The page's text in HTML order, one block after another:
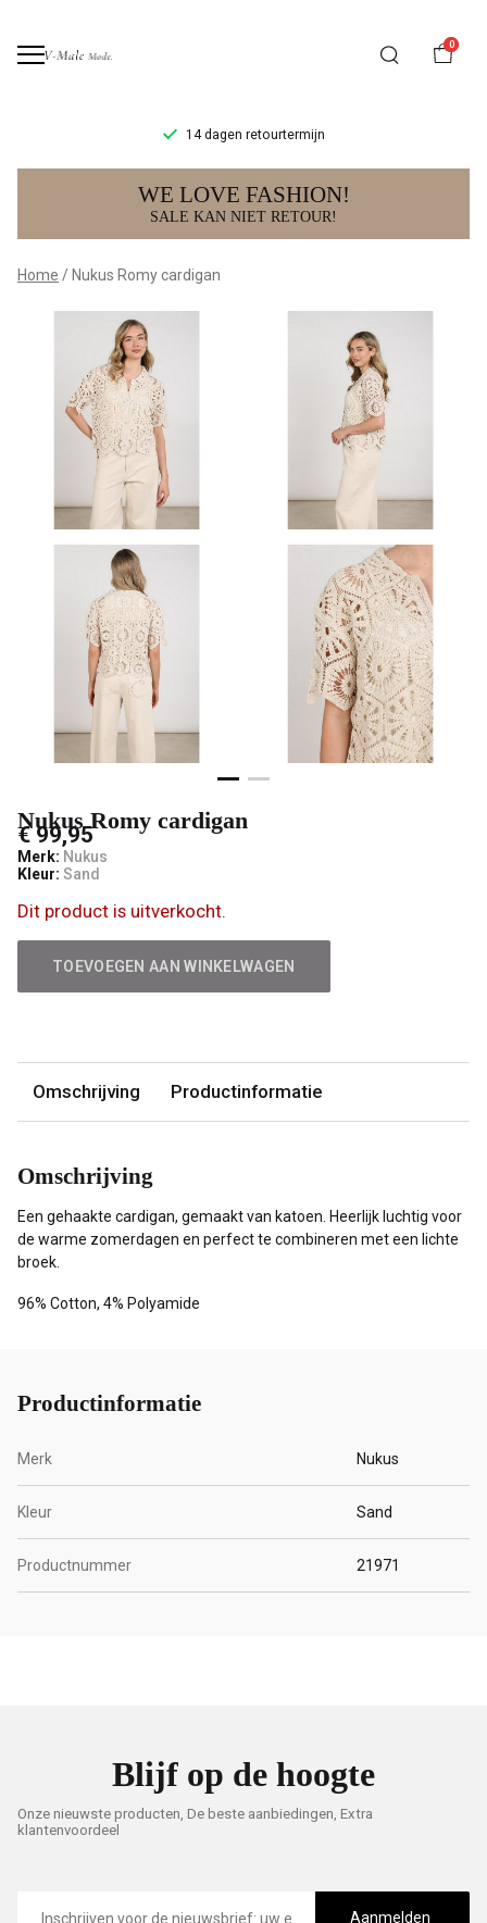
0
14 dagen retourtermijn
Nukus
Romy
cardigan
male
mode
WE LOVE FASHION!
SALE KAN NIET RETOUR!
Home Nukus Romy cardigan
Nukus Romy cardigan
€ 99,95
Merk: Nukus
Kleur: Sand
Dit product is uitverkocht.
TOEVOEGEN AAN WINKELWAGEN
Omschrijving Productinformatie
Omschrijving
Een gehaakte cardigan, gemaakt van katoen. Heerlijk luchtig voor
de warme zomerdagen en perfect te combineren met een lichte
broek.
96% Cotton, 4% Polyamide
Productinformatie
Merk Nukus
Kleur Sand
Productnummer 21971
Blijf op de hoogte
Onze nieuwste producten, De beste aanbiedingen, Extra
klantenvoordeel
mailadres
Aanmelden